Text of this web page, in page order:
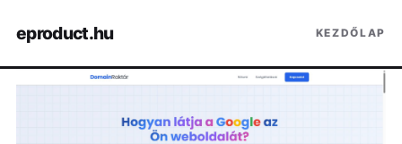
eproduct.hu KEZDŐLAP